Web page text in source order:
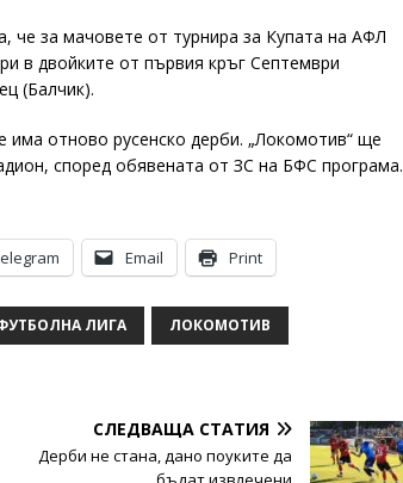
за мачовете от турнира за Купата на АФЛ
в двойките от първия кръг Септември
(Балчик).
отново русенско дерби. „Локомотив“ ще
според обявената от ЗС на БФС програма.
Email Print
ЛИГА ЛОКОМОТИВ
СЛЕДВАЩА СТАТИЯ
Дерби не стана, дано поуките да